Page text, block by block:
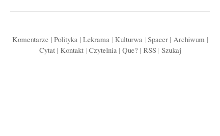
Komentarze | Polityka| Lekrama| Kulturwa| Spacer| Archiwum |
Cytat| Kontakt| Czytelnia| Que? | RSS| Szukaj